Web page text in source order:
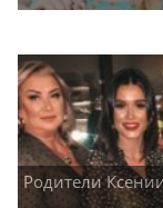
Родители